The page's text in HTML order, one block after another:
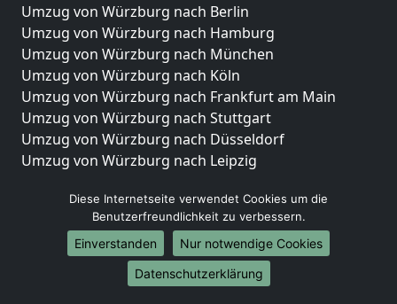
Umzug von Würzburg nach Berlin
Umzug von Würzburg nach Hamburg
Umzug von Würzburg nach München
Umzug von Würzburg nach Köln
Umzug von Würzburg nach Frankfurt am Main
Umzug von Würzburg nach Stuttgart
Umzug von Würzburg nach Düsseldorf
Umzug von Würzburg nach Leipzig
Umzug von Würzburg nach Essen
Umzug von Würzburg nach Bremen
Umzug von Würzburg nach Dresden
Umzug von Würzburg nach Hannover
Umzug von Würzburg nach Nürnberg
Diese Internetseite verwendet Cookies um die
Benutzerfreundlichkeit zu verbessern.
Einverstanden
Nur notwendige Cookies
Datenschutzerklärung